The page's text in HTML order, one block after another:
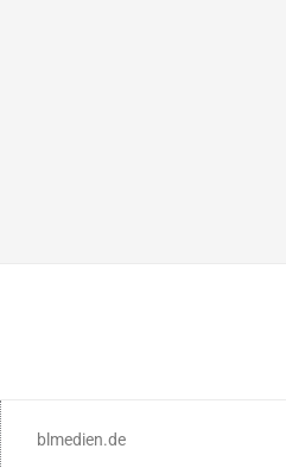
blmedien.de